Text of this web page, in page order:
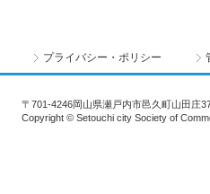
プライバシー・ポリシー
〒701-4246岡山県瀬戸内市邑久町山田庄
Copyright © Setouchi city Society of